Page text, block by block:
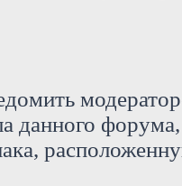
данного форума,